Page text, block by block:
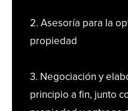
2. Asesoría para la
propiedad
3. Negociación y
principio a fin, junto